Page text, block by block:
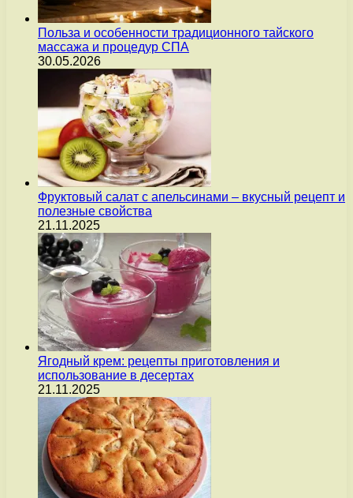
Польза и особенности традиционного тайского
массажа и процедур СПА
30.05.2026
Фруктовый салат с апельсинами – вкусный рецепт и
полезные свойства
21.11.2025
Ягодный крем: рецепты приготовления и
использование в десертах
21.11.2025